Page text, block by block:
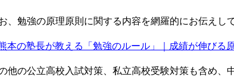
、勉強の原理原則に関する内容を網羅的にお伝えし
本の塾長が教える「勉強のルール」｜成績が伸びる
他の公立高校入試対策、私立高校受験対策も含め、